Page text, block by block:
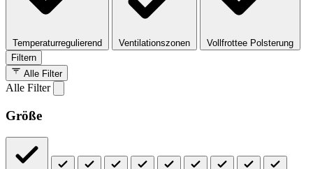
Temperaturregulierend Ventilationszonen
Vollfrottee Polsterung
Filtern
Alle Filter
Alle Filter
Größe